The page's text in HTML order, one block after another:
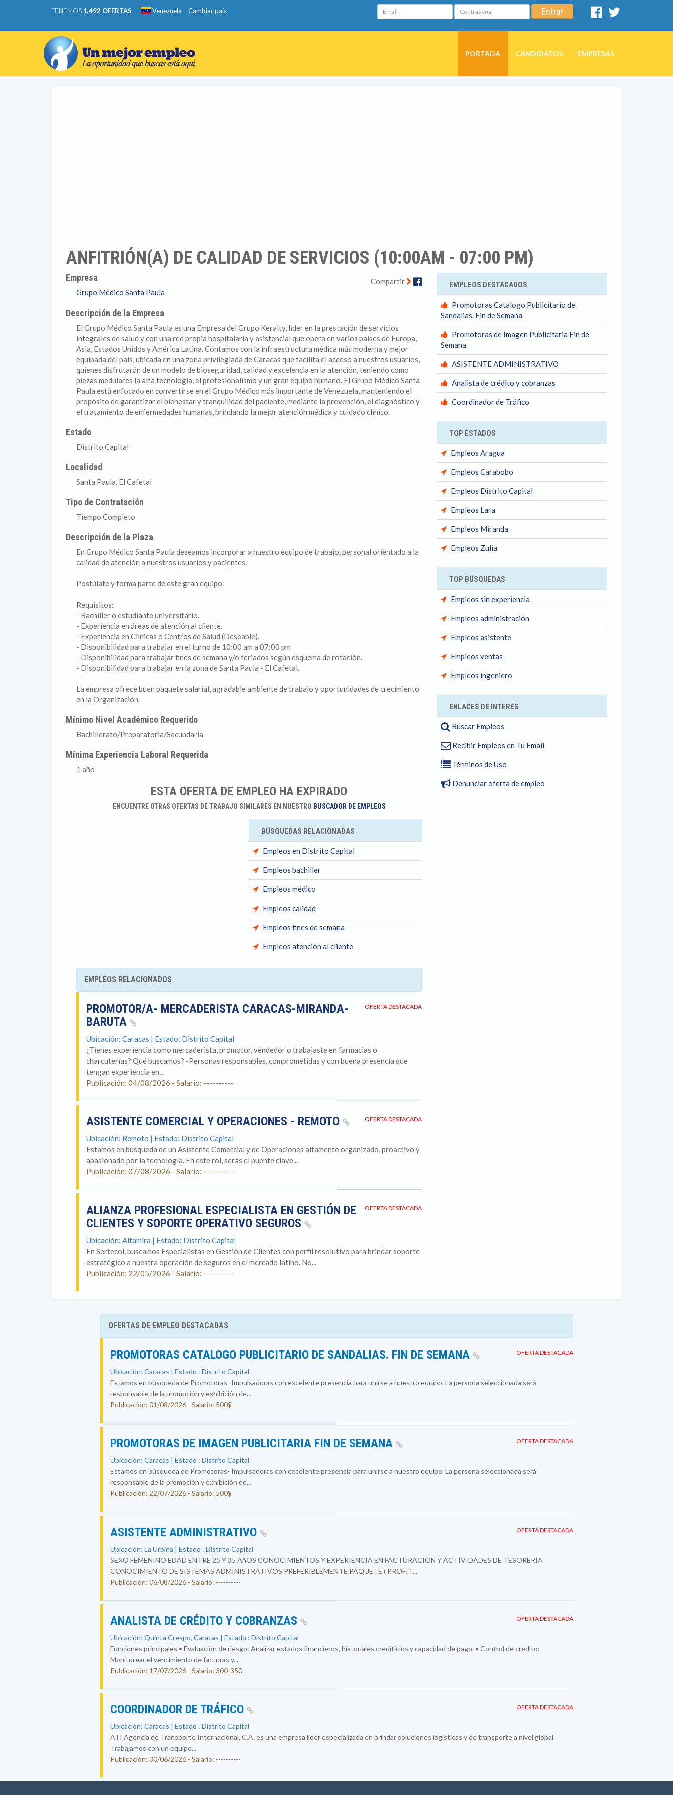
TENEMOS 1,492 OFERTAS Venezuela Cambiar país Email Contraseña Entrar
Facebook
PORTADA CANDIDATOS EMPRESAS
ANFITRIÓN(A) DE CALIDAD DE SERVICIOS (10:00AM - 07:00 PM)
Compartir Facebook
Empresa
Grupo Médico Santa Paula
Descripción de la Empresa
El Grupo Médico Santa Paula es una Empresa del Grupo Keralty, líder en la prestación de servicios
integrales de salud y con una red propia hospitalaria y asistencial que opera en varios países de Europa,
Asia, Estados Unidos y América Latina. Contamos con la infraestructura médica más moderna y mejor
equipada del país, ubicada en una zona privilegiada de Caracas que facilita el acceso a nuestros usuarios,
quienes disfrutarán de un modelo de bioseguridad, calidad y excelencia en la atención, teniendo como
piezas medulares la alta tecnología, el profesionalismo y un gran equipo humano. El Grupo Médico Santa
Paula está enfocado en convertirse en el Grupo Médico más importante de Venezuela, manteniendo el
propósito de garantizar el bienestar y tranquilidad del paciente, mediante la prevención, el diagnóstico y
el tratamiento de enfermedades humanas, brindando la mejor atención médica y cuidado clínico.
Estado
Distrito Capital
Localidad
Santa Paula, El Cafetal
Tipo de Contratación
Tiempo Completo
Descripción de la Plaza
En Grupo Médico Santa Paula deseamos incorporar a nuestro equipo de trabajo, personal orientado a la
calidad de atención a nuestros usuarios y pacientes.
Postúlate y forma parte de este gran equipo.
Requisitos:
- Bachiller o estudiante universitario.
- Experiencia en áreas de atención al cliente.
- Experiencia en Clínicas o Centros de Salud (Deseable).
- Disponibilidad para trabajar en el turno de 10:00 am a 07:00 pm
- Disponibilidad para trabajar fines de semana y/o feriados según esquema de rotación.
- Disponibilidad para trabajar en la zona de Santa Paula - El Cafetal.
La empresa ofrece buen paquete salarial, agradable ambiente de trabajo y oportunidades de crecimiento
en la Organización.
Mínimo Nivel Académico Requerido
Bachillerato/Preparatoria/Secundaria
Mínima Experiencia Laboral Requerida
1 año
ESTA OFERTA DE EMPLEO HA EXPIRADO
ENCUENTRE OTRAS OFERTAS DE TRABAJO SIMILARES EN NUESTRO BUSCADOR DE EMPLEOS
BÚSQUEDAS RELACIONADAS
Empleos en Distrito Capital
Empleos bachiller
Empleos médico
Empleos calidad
Empleos fines de semana
Empleos atención al cliente
EMPLEOS RELACIONADOS
OFERTA DESTACADA
PROMOTOR/A- MERCADERISTA CARACAS-MIRANDA-
BARUTA
Ubicación: Caracas | Estado: Distrito Capital
¿Tienes experiencia como mercaderista, promotor, vendedor o trabajaste en farmacias o
charcuterías? Qué buscamos? -Personas responsables, comprometidas y con buena presencia que
tengan experiencia en...
Publicación: 04/08/2026 - Salario: ----------
OFERTA DESTACADA
ASISTENTE COMERCIAL Y OPERACIONES - REMOTO
Ubicación: Remoto | Estado: Distrito Capital
Estamos en búsqueda de un Asistente Comercial y de Operaciones altamente organizado, proactivo y
apasionado por la tecnología. En este rol, serás el puente clave...
Publicación: 07/08/2026 - Salario: ----------
OFERTA DESTACADA
ALIANZA PROFESIONAL ESPECIALISTA EN GESTIÓN DE
CLIENTES Y SOPORTE OPERATIVO SEGUROS
Ubicación: Altamira | Estado: Distrito Capital
En Sertecol, buscamos Especialistas en Gestión de Clientes con perfil resolutivo para brindar soporte
estratégico a nuestra operación de seguros en el mercado latino. No...
Publicación: 22/05/2026 - Salario: ----------
EMPLEOS DESTACADOS
Promotoras Catalogo Publicitario de
Sandalias. Fin de Semana
Promotoras de Imagen Publicitaria Fin de
Semana
ASISTENTE ADMINISTRATIVO
Analista de crédito y cobranzas
Coordinador de Tráfico
TOP ESTADOS
Empleos Aragua
Empleos Carabobo
Empleos Distrito Capital
Empleos Lara
Empleos Miranda
Empleos Zulia
TOP BÚSQUEDAS
Empleos sin experiencia
Empleos administración
Empleos asistente
Empleos ventas
Empleos ingeniero
ENLACES DE INTERÉS
Buscar Empleos
Recibir Empleos en Tu Email
Términos de Uso
Denunciar oferta de empleo
OFERTAS DE EMPLEO DESTACADAS
OFERTA DESTACADA
PROMOTORAS CATALOGO PUBLICITARIO DE SANDALIAS. FIN DE SEMANA
Ubicación: Caracas | Estado : Distrito Capital
Estamos en búsqueda de Promotoras- Impulsadoras con excelente presencia para unirse a nuestro equipo. La persona seleccionada será
responsable de la promoción y exhibición de...
Publicación: 01/08/2026 - Salario: 500$
OFERTA DESTACADA
PROMOTORAS DE IMAGEN PUBLICITARIA FIN DE SEMANA
Ubicación: Caracas | Estado : Distrito Capital
Estamos en búsqueda de Promotoras- Impulsadoras con excelente presencia para unirse a nuestro equipo. La persona seleccionada será
responsable de la promoción y exhibición de...
Publicación: 22/07/2026 - Salario: 500$
OFERTA DESTACADA
ASISTENTE ADMINISTRATIVO
Ubicación: La Urbina | Estado : Distrito Capital
SEXO FEMENINO EDAD ENTRE 25 Y 35 AñOS CONOCIMIENTOS Y EXPERIENCIA EN FACTURACIÓN Y ACTIVIDADES DE TESORERÍA
CONOCIMIENTO DE SISTEMAS ADMINISTRATIVOS PREFERIBLEMENTE PAQUETE ( PROFIT...
Publicación: 06/08/2026 - Salario: ----------
OFERTA DESTACADA
ANALISTA DE CRÉDITO Y COBRANZAS
Ubicación: Quinta Crespo, Caracas | Estado : Distrito Capital
Funciones principales • Evaluación de riesgo: Analizar estados financieros, historiales crediticios y capacidad de pago. • Control de credito:
Monitorear el vencimiento de facturas y...
Publicación: 17/07/2026 - Salario: 300-350
OFERTA DESTACADA
COORDINADOR DE TRÁFICO
Ubicación: Caracas | Estado : Distrito Capital
ATI Agencia de Transporte Internacional, C.A. es una empresa líder especializada en brindar soluciones logísticas y de transporte a nivel global.
Trabajamos con un equipo...
Publicación: 30/06/2026 - Salario: ----------